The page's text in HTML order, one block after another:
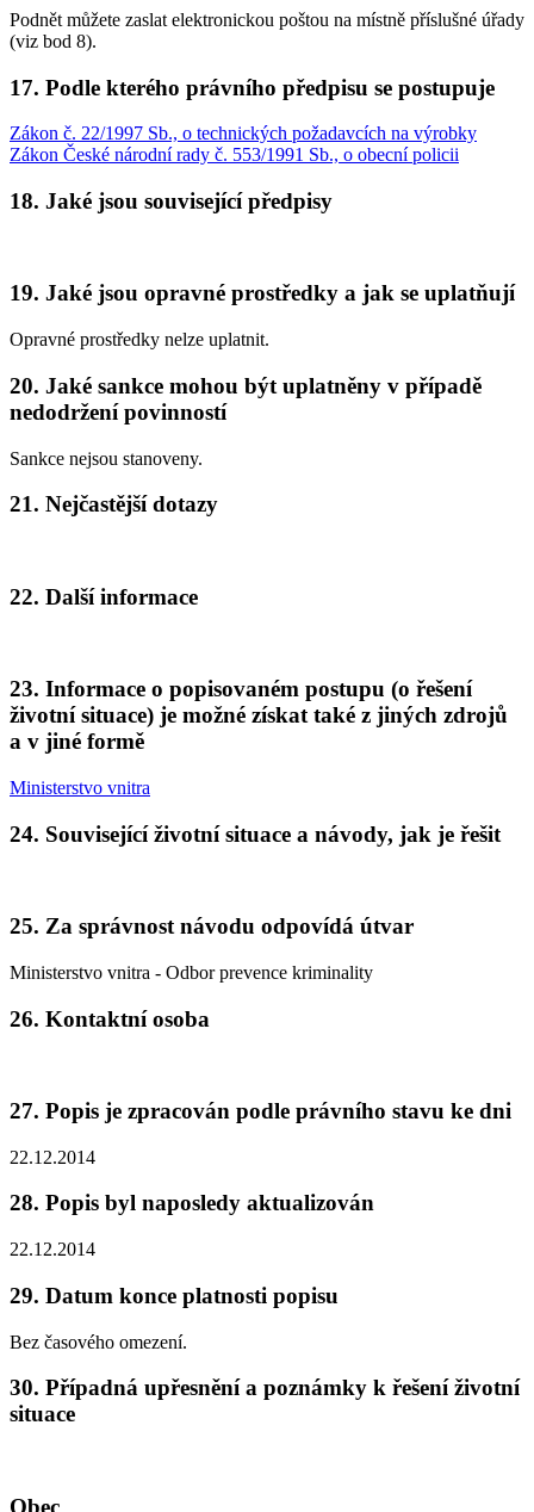
Podnět můžete zaslat elektronickou poštou na místně příslušné úřady
(viz bod 8).
17. Podle kterého právního předpisu se postupuje
Zákon č. 22/1997 Sb., o technických požadavcích na výrobky
Zákon České národní rady č. 553/1991 Sb., o obecní policii
18. Jaké jsou související předpisy
19. Jaké jsou opravné prostředky a jak se uplatňují
Opravné prostředky nelze uplatnit.
20. Jaké sankce mohou být uplatněny v případě
nedodržení povinností
Sankce nejsou stanoveny.
21. Nejčastější dotazy
22. Další informace
23. Informace o popisovaném postupu (o řešení
životní situace) je možné získat také z jiných zdrojů
a v jiné formě
Ministerstvo vnitra
24. Související životní situace a návody, jak je řešit
25. Za správnost návodu odpovídá útvar
Ministerstvo vnitra - Odbor prevence kriminality
26. Kontaktní osoba
27. Popis je zpracován podle právního stavu ke dni
22.12.2014
28. Popis byl naposledy aktualizován
22.12.2014
29. Datum konce platnosti popisu
Bez časového omezení.
30. Případná upřesnění a poznámky k řešení životní
situace
Obec